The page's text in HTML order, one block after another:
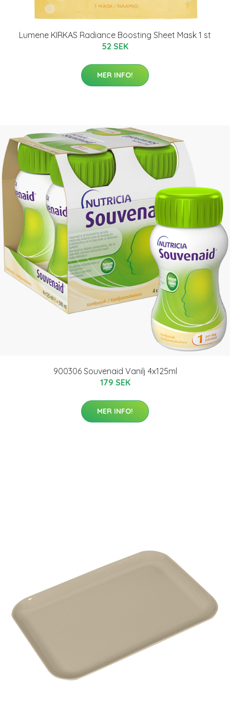
Lumene KIRKAS Radiance Boosting Sheet Mask 1 st
52 SEK
MER INFO!
900306 Souvenaid Vanilj 4x125ml
179 SEK
MER INFO!